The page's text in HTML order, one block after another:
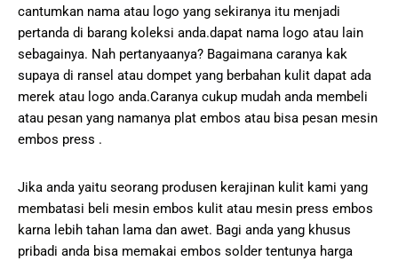
cantumkan nama atau logo yang sekiranya itu menjadi
pertanda di barang koleksi anda.dapat nama logo atau lain
sebagainya. Nah pertanyaanya? Bagaimana caranya kak
supaya di ransel atau dompet yang berbahan kulit dapat ada
merek atau logo anda.Caranya cukup mudah anda membeli
atau pesan yang namanya plat embos atau bisa pesan mesin
embos press .
Jika anda yaitu seorang produsen kerajinan kulit kami yang
membatasi beli mesin embos kulit atau mesin press embos
karna lebih tahan lama dan awet. Bagi anda yang khusus
pribadi anda bisa memakai embos solder tentunya harga